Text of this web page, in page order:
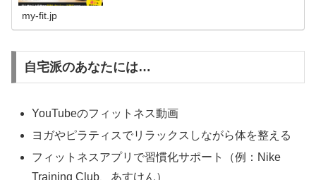
my-fit.jp
自宅派のあなたには…
YouTubeのフィットネス動画
ヨガやピラティスでリラックスしながら体を整える
フィットネスアプリで習慣化サポート（例：Nike
Training Club、あすけん）